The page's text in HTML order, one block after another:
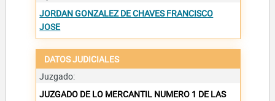
JORDAN GONZALEZ DE CHAVES FRANCISCO
JOSE
DATOS JUDICIALES
Juzgado:
JUZGADO DE LO MERCANTIL NUMERO 1 DE LAS